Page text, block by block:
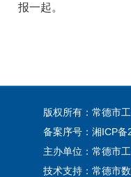
报一起。
版权所有：常德市
备案序号： 湘ICP备
主办单位：常德市
技术支持：常德市